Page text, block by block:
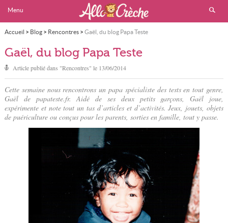
Menu
Accueil > Blog> Rencontres> Gaël, du blog Papa Teste
Gaël, du blog Papa Teste
Article publié dans "Rencontres" le 13/06/2014
Cette semaine nous rencontrons un papa spécialiste des tests en tout genre,
Gaël de papateste.fr. Aidé de ses deux petits garçons, Gaël joue,
expérimente et note tout un tas d’articles et d’activités. Jeux, jouets, objets
de puériculture ou conçus pour les parents, sorties en famille, tout y passe.